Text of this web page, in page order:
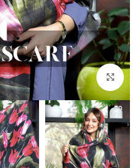
بزرگنمایی تصویر